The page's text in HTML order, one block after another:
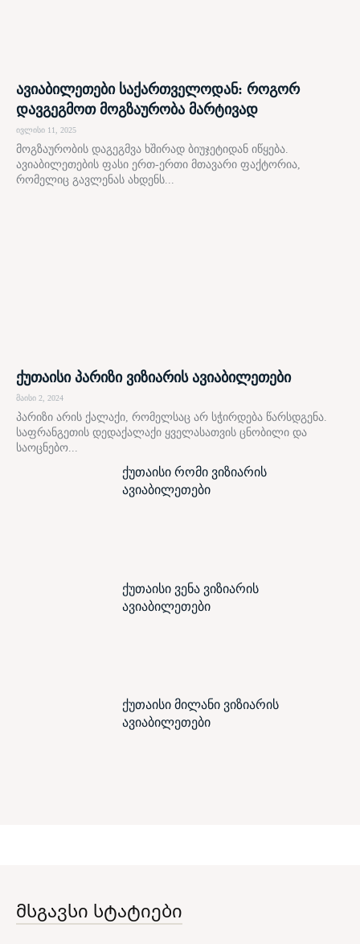
ავიაბილეთები საქართველოდან: როგორ
დავგეგმოთ მოგზაურობა მარტივად
ივლისი 11, 2025
მოგზაურობის დაგეგმვა ხშირად ბიუჯეტიდან იწყება.
ავიაბილეთების ფასი ერთ-ერთი მთავარი ფაქტორია,
რომელიც გავლენას ახდენს...
ქუთაისი პარიზი ვიზიარის ავიაბილეთები
მაისი 2, 2024
პარიზი არის ქალაქი, რომელსაც არ სჭირდება წარსდგენა.
საფრანგეთის დედაქალაქი ყველასათვის ცნობილი და
საოცნებო...
ქუთაისი რომი ვიზიარის
ავიაბილეთები
ქუთაისი ვენა ვიზიარის
ავიაბილეთები
ქუთაისი მილანი ვიზიარის
ავიაბილეთები
მსგავსი სტატიები